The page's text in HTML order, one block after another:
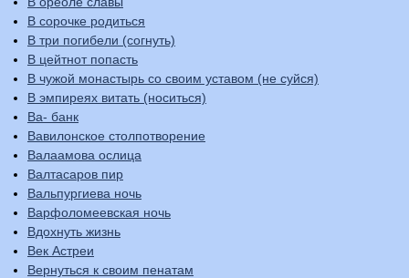
В сорочке родиться
В три погибели (согнуть)
В цейтнот попасть
В чужой монастырь со своим уставом (не суйся)
В эмпиреях витать (носиться)
Ва- банк
Вавилонское столпотворение
Валаамова ослица
Валтасаров пир
Вальпургиева ночь
Варфоломеевская ночь
Вдохнуть жизнь
Век Астреи
Вернуться к своим пенатам